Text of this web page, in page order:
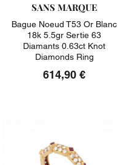
SANS MARQUE
Bague Noeud T53 Or Blanc
18k 5.5gr Sertie 63
Diamants 0.63ct Knot
Diamonds Ring
614,90 €